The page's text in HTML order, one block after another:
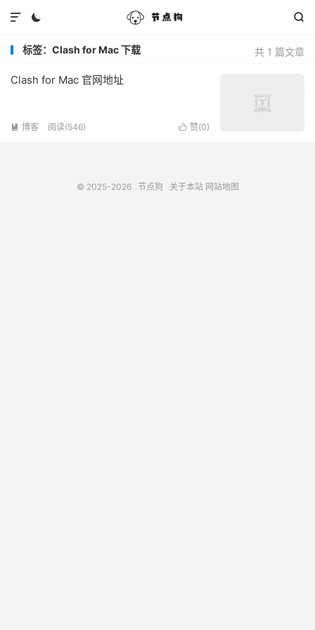
 

共 1 篇文章
标签：Clash for Mac 下载
Clash for Mac 官网地址
 赞(0)
 博客 阅读(546)
© 2025-2026 节点狗 关于本站 网站地图